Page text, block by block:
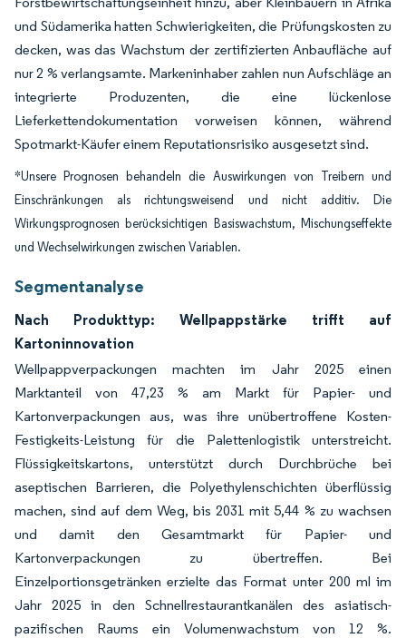
und Südamerika hatten Schwierigkeiten, die Prüfungskosten zu
decken, was das Wachstum der zertifizierten Anbaufläche auf
nur 2 % verlangsamte. Markeninhaber zahlen nun Aufschläge an
integrierte Produzenten, die eine lückenlose
Lieferkettendokumentation vorweisen können, während
Spotmarkt-Käufer einem Reputationsrisiko ausgesetzt sind.
*Unsere Prognosen behandeln die Auswirkungen von Treibern und
Einschränkungen als richtungsweisend und nicht additiv. Die
Wirkungsprognosen berücksichtigen Basiswachstum, Mischungseffekte
und Wechselwirkungen zwischen Variablen.
Segmentanalyse
Nach Produkttyp: Wellpappstärke trifft auf
Kartoninnovation
Wellpappverpackungen machten im Jahr 2025 einen
Marktanteil von 47,23 % am Markt für Papier- und
Kartonverpackungen aus, was ihre unübertroffene Kosten-
Festigkeits-Leistung für die Palettenlogistik unterstreicht.
Flüssigkeitskartons, unterstützt durch Durchbrüche bei
aseptischen Barrieren, die Polyethylenschichten überflüssig
machen, sind auf dem Weg, bis 2031 mit 5,44 % zu wachsen
und damit den Gesamtmarkt für Papier- und
Kartonverpackungen zu übertreffen. Bei
Einzelportionsgetränken erzielte das Format unter 200 ml im
Jahr 2025 in den Schnellrestaurantkanälen des asiatisch-
pazifischen Raums ein Volumenwachstum von 12 %.